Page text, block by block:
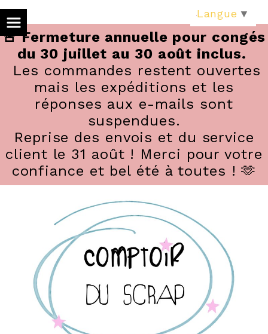
🚨 Fermeture annuelle pour congés
du 30 juillet au 30 août inclus.
Les commandes restent ouvertes
mais les expéditions et les
réponses aux e-mails sont
suspendues.
Reprise des envois et du service
client le 31 août ! Merci pour votre
confiance et bel été à toutes ! 🫶
Langue ▼